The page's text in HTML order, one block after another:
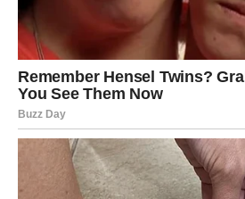
prilika ili razgovor koji vam otvara
perspektivu.
Ono što dolazi donosi optimizam i
Poruka zvijezda
Budite spremni prihvatiti promjene.